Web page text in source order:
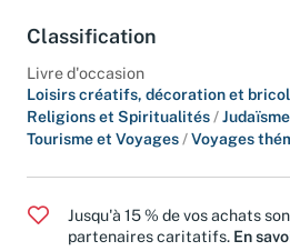
Classification
Livre d'occasion
Loisirs créatifs, décoration et
Religions et Spiritualités /Judaïsme
Tourisme et Voyages /Voyages
Jusqu'à 15 % de vos achats
partenaires caritatifs. En